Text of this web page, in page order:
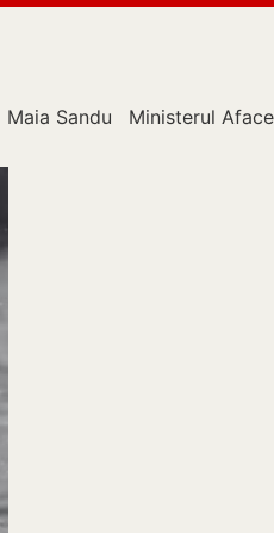
Maia Sandu Ministerul